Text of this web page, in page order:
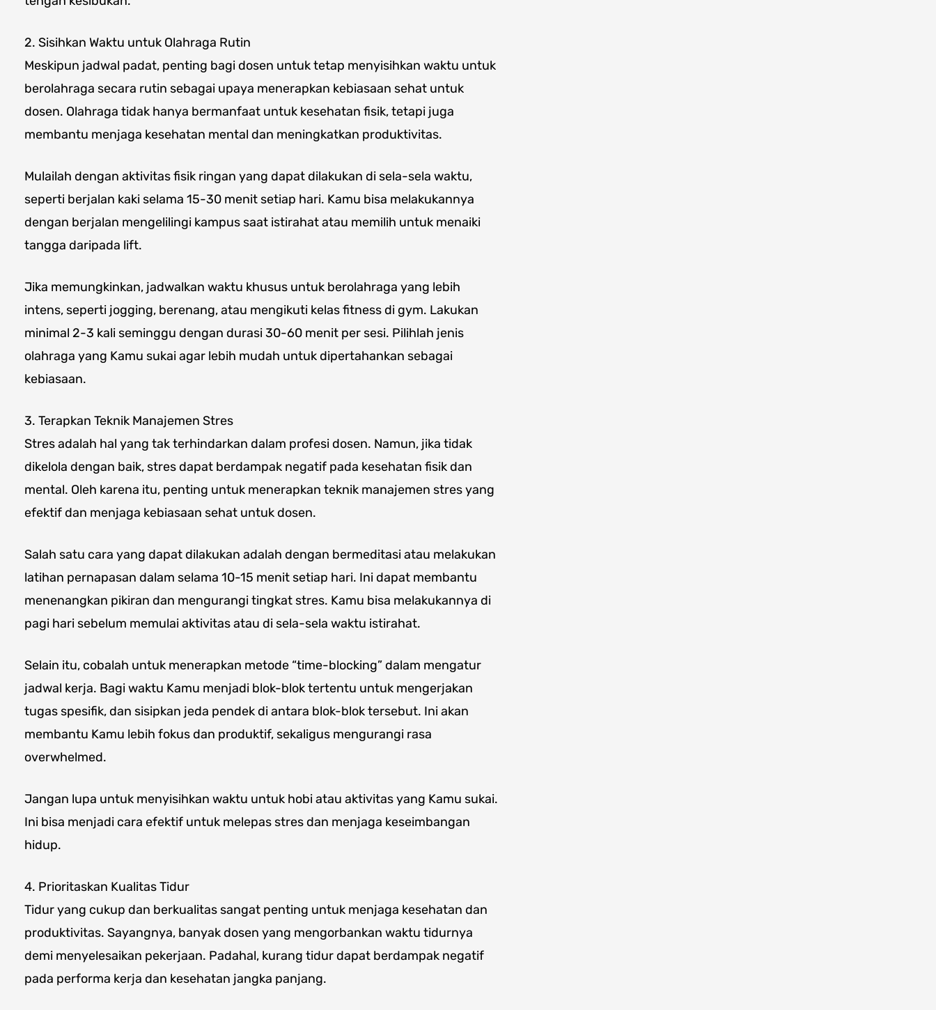
2. Sisihkan Waktu untuk Olahraga Rutin
Meskipun jadwal padat, penting bagi dosen untuk tetap menyisihkan waktu untuk
berolahraga secara rutin sebagai upaya menerapkan kebiasaan sehat untuk
dosen. Olahraga tidak hanya bermanfaat untuk kesehatan fisik, tetapi juga
membantu menjaga kesehatan mental dan meningkatkan produktivitas.
Mulailah dengan aktivitas fisik ringan yang dapat dilakukan di sela-sela waktu,
seperti berjalan kaki selama 15-30 menit setiap hari. Kamu bisa melakukannya
dengan berjalan mengelilingi kampus saat istirahat atau memilih untuk menaiki
tangga daripada lift.
Jika memungkinkan, jadwalkan waktu khusus untuk berolahraga yang lebih
intens, seperti jogging, berenang, atau mengikuti kelas fitness di gym. Lakukan
minimal 2-3 kali seminggu dengan durasi 30-60 menit per sesi. Pilihlah jenis
olahraga yang Kamu sukai agar lebih mudah untuk dipertahankan sebagai
kebiasaan.
3. Terapkan Teknik Manajemen Stres
Stres adalah hal yang tak terhindarkan dalam profesi dosen. Namun, jika tidak
dikelola dengan baik, stres dapat berdampak negatif pada kesehatan fisik dan
mental. Oleh karena itu, penting untuk menerapkan teknik manajemen stres yang
efektif dan menjaga kebiasaan sehat untuk dosen.
Salah satu cara yang dapat dilakukan adalah dengan bermeditasi atau melakukan
latihan pernapasan dalam selama 10-15 menit setiap hari. Ini dapat membantu
menenangkan pikiran dan mengurangi tingkat stres. Kamu bisa melakukannya di
pagi hari sebelum memulai aktivitas atau di sela-sela waktu istirahat.
Selain itu, cobalah untuk menerapkan metode “time-blocking” dalam mengatur
jadwal kerja. Bagi waktu Kamu menjadi blok-blok tertentu untuk mengerjakan
tugas spesifik, dan sisipkan jeda pendek di antara blok-blok tersebut. Ini akan
membantu Kamu lebih fokus dan produktif, sekaligus mengurangi rasa
overwhelmed.
Jangan lupa untuk menyisihkan waktu untuk hobi atau aktivitas yang Kamu sukai.
Ini bisa menjadi cara efektif untuk melepas stres dan menjaga keseimbangan
hidup.
4. Prioritaskan Kualitas Tidur
Tidur yang cukup dan berkualitas sangat penting untuk menjaga kesehatan dan
produktivitas. Sayangnya, banyak dosen yang mengorbankan waktu tidurnya
demi menyelesaikan pekerjaan. Padahal, kurang tidur dapat berdampak negatif
pada performa kerja dan kesehatan jangka panjang.